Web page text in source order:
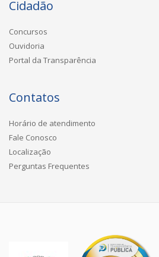
Cidadão
Concursos
Ouvidoria
Portal da Transparência
Contatos
Horário de atendimento
Fale Conosco
Localização
Perguntas Frequentes